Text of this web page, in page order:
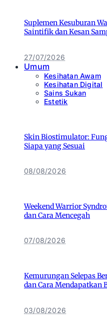
Suplemen Kesuburan
Saintifik dan Kesan
27/07/2026
Umum
Kesihatan Awam
Kesihatan Digital
Sains Sukan
Estetik
Skin Biostimulator:
Siapa yang Sesuai
08/08/2026
Weekend Warrior
dan Cara Mencegah
07/08/2026
Kemurungan Selepas
dan Cara Mendapatkan
03/08/2026